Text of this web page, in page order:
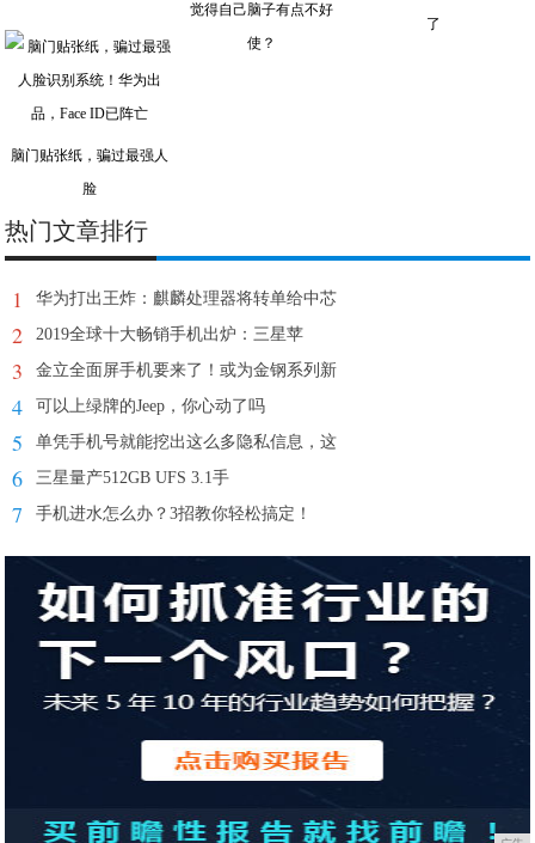
觉得自己脑子有点不好
使？
了
脑门贴张纸，骗过最强人
脸
热门文章排行
1 华为打出王炸：麒麟处理器将转单给中芯
2 2019全球十大畅销手机出炉：三星苹
3 金立全面屏手机要来了！或为金钢系列新
4 可以上绿牌的Jeep，你心动了吗
5 单凭手机号就能挖出这么多隐私信息，这
6 三星量产512GB UFS 3.1手
7 手机进水怎么办？3招教你轻松搞定！